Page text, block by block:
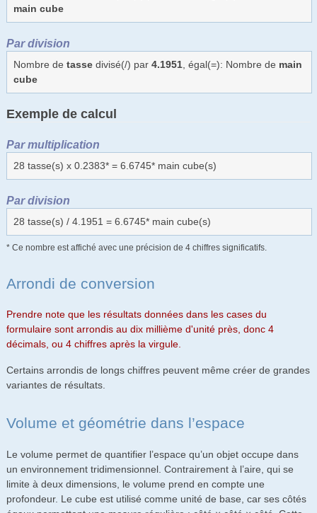
main cube
Par division
Nombre de tassedivisé(/) par 4.1951, égal(=): Nombre de main
cube
Exemple de calcul
Par multiplication
28 tasse(s) x 0.2383* = 6.6745* main cube(s)
Par division
28 tasse(s) / 4.1951 = 6.6745* main cube(s)
* Ce nombre est affiché avec une précision de 4 chiffres significatifs.
Arrondi de conversion
Prendre note que les résultats données dans les cases du
formulaire sont arrondis au dix millième d'unité près, donc 4
décimals, ou 4 chiffres après la virgule.
Certains arrondis de longs chiffres peuvent même créer de grandes
variantes de résultats.
Volume et géométrie dans l’espace
Le volume permet de quantifier l’espace qu’un objet occupe dans
un environnement tridimensionnel. Contrairement à l’aire, qui se
limite à deux dimensions, le volume prend en compte une
profondeur. Le cube est utilisé comme unité de base, car ses côtés